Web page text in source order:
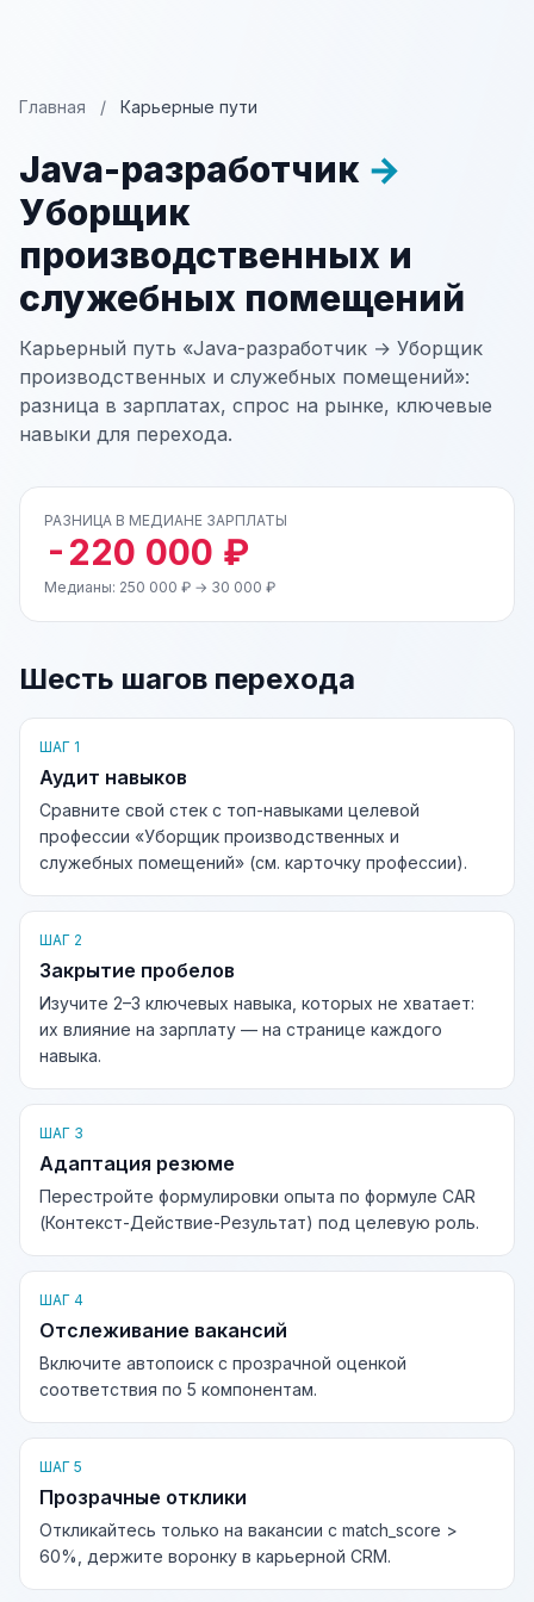
Главная / Карьерные пути
Java-разработчик →
Уборщик
производственных и
служебных помещений
Карьерный путь «Java-разработчик → Уборщик
производственных и служебных помещений»:
разница в зарплатах, спрос на рынке, ключевые
навыки для перехода.
РАЗНИЦА В МЕДИАНЕ ЗАРПЛАТЫ
-220 000 ₽
Медианы: 250 000 ₽ → 30 000 ₽
Шесть шагов перехода
ШАГ 1
Аудит навыков
Сравните свой стек с топ-навыками целевой
профессии «Уборщик производственных и
служебных помещений» (см. карточку профессии).
ШАГ 2
Закрытие пробелов
Изучите 2–3 ключевых навыка, которых не хватает:
их влияние на зарплату — на странице каждого
навыка.
ШАГ 3
Адаптация резюме
Перестройте формулировки опыта по формуле CAR
(Контекст-Действие-Результат) под целевую роль.
ШАГ 4
Отслеживание вакансий
Включите автопоиск с прозрачной оценкой
соответствия по 5 компонентам.
ШАГ 5
Прозрачные отклики
Откликайтесь только на вакансии с match_score >
60%, держите воронку в карьерной CRM.